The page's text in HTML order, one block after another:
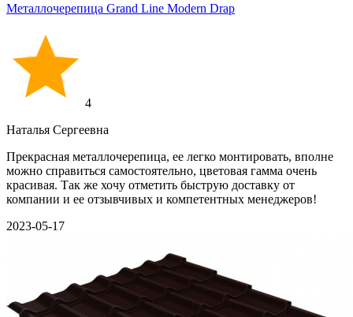
Металлочерепица Grand Line Modern Drap
4
Наталья Сергеевна
Прекрасная металлочерепица, ее легко монтировать, вполне
можно справиться самостоятельно, цветовая гамма очень
красивая. Так же хочу отметить быструю доставку от
компании и ее отзывчивых и компетентных менеджеров!
2023-05-17